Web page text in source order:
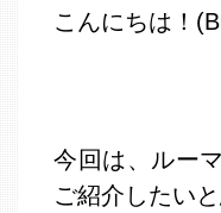
こんにちは！
今回は、ルー
ご紹介したいと